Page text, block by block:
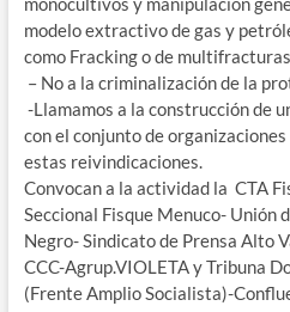
modelo extractivo de gas y
como Fracking o de
– No a la criminalización de la
-Llamamos a la construcción de
con el conjunto de
estas reivindicaciones.
Convocan a la actividad la CTA
Seccional Fisque Menuco- Unión
Negro- Sindicato de Prensa Alto
CCC-Agrup.VIOLETA y Tribuna
(Frente Amplio Socialista)-